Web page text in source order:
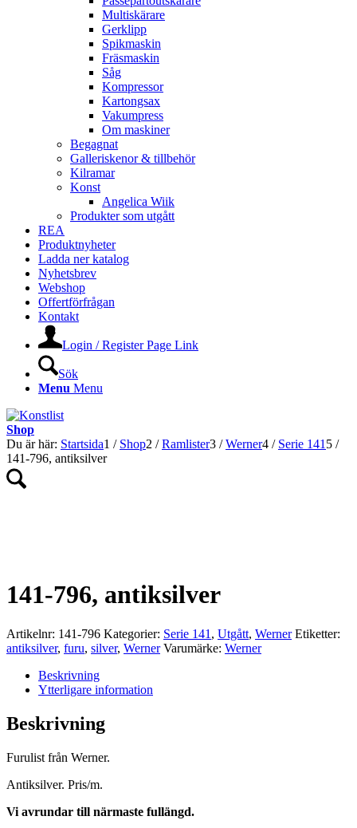
Multiskärare
Gerklipp
Spikmaskin
Fräsmaskin
Såg
Kompressor
Kartongsax
Vakumpress
Om maskiner
Begagnat
Galleriskenor & tillbehör
Kilramar
Konst
Angelica Wiik
Produkter som utgått
REA
Produktnyheter
Ladda ner katalog
Nyhetsbrev
Webshop
Offertförfrågan
Kontakt
Login / Register Page Link
Sök
Menu Menu
Shop
Du är här: Startsida1 / Shop2 / Ramlister3 / Werner4 / Serie 141 5 /
141-796, antiksilver
141-796, antiksilver
Artikelnr: 141-796 Kategorier: Serie 141 , Utgått, Werner Etiketter:
antiksilver, furu, silver, Werner Varumärke: Werner
Beskrivning
Ytterligare information
Beskrivning
Furulist från Werner.
Antiksilver. Pris/m.
Vi avrundar till närmaste fullängd.